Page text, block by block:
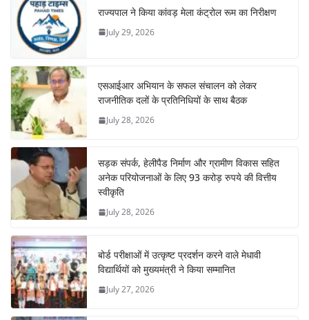
राज्यपाल ने किया कांवड़ मेला कंट्रोल रूम का निरीक्षण
July 29, 2026
एसआईआर अभियान के सफल संचालन को लेकर
राजनीतिक दलों के प्रतिनिधियों के साथ बैठक
July 28, 2026
सड़क संपर्क, हेलीपैड निर्माण और ग्रामीण विकास सहित
अनेक परियोजनाओं के लिए 93 करोड़ रुपये की वित्तीय
स्वीकृति
July 28, 2026
बोर्ड परीक्षाओं में उत्कृष्ट प्रदर्शन करने वाले मेधावी
विद्यार्थियों को मुख्यमंत्री ने किया सम्मानित
July 27, 2026